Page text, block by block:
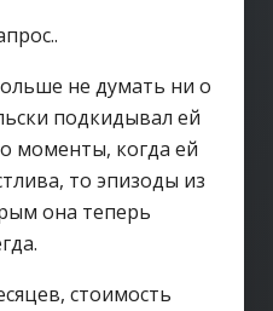
не думать ни о
подкидывал ей
моменты, когда ей
то эпизоды из
она теперь
стоимость